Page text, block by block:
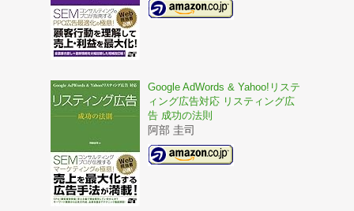
Google AdWords & Yahoo!リステ
ィング広告対応 リスティング広
告 成功の法則
阿部 圭司